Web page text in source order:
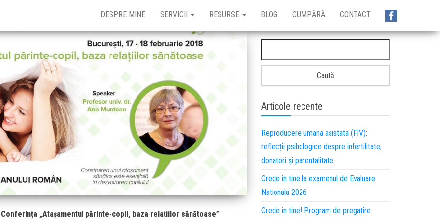
DESPRE MINE SERVICII RESURSE BLOG CUMPĂRĂ CONTACT
Conferința „Atașamentul părinte-copil, baza relațiilor sănătoase”
Articole recente
Reproducere umana asistata (FIV):
reflecții psihologice despre infertilitate,
donatori și parentalitate
Crede în tine la examenul de Evaluare
Nationala 2026
Crede in tine! Program de pregatire